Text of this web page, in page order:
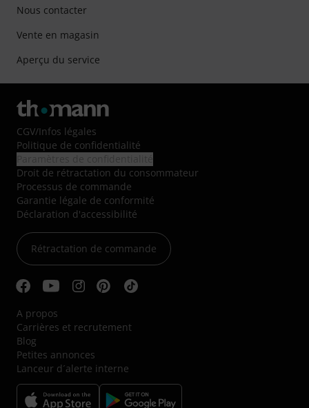
Nous contacter
Vente en magasin
Aperçu du service
CGV/Infos légales
Politique de confidentialité
Droit de rétractation du consommateur
Processus de commande
Garantie légale de conformité
Déclaration d'accessibilité
Rétractation de commande
A propos
Carrières et recrutement
Blog
Petites annonces
Lanceur d´alerte interne